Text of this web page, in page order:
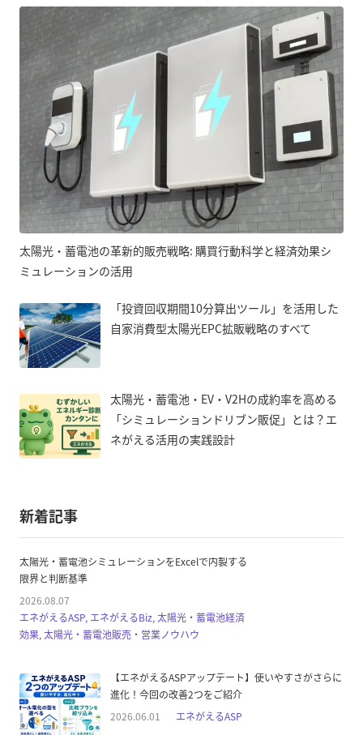
太陽光・蓄電池の革新的販売戦略: 購買行動科学と経済効果シ
ミュレーションの活用
「投資回収期間10分算出ツール」を活用した
自家消費型太陽光EPC拡販戦略のすべて
太陽光・蓄電池・EV・V2Hの成約率を高める
「シミュレーションドリブン販促」とは？エ
ネがえる活用の実践設計
新着記事
太陽光・蓄電池シミュレーションをExcelで内製する
限界と判断基準
2026.08.07
エネがえるASP, エネがえるBiz, 太陽光・蓄電池経済
効果, 太陽光・蓄電池販売・営業ノウハウ
【エネがえるASPアップデート】使いやすさがさらに
進化！今回の改善2つをご紹介
2026.06.01
エネがえるASP